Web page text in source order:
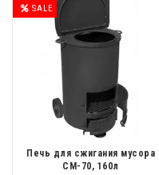
SALE
Печь для сжигания мусора
СМ-70, 160л